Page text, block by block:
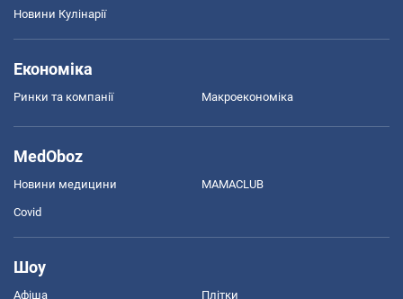
Новини Кулінарії
Економіка
Ринки та компанії Макроекономіка
MedOboz
Новини медицини MAMACLUB
Covid
Шоу
Афіша Плітки